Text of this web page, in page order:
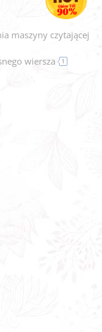
maszyny czytającej
wiersza 1